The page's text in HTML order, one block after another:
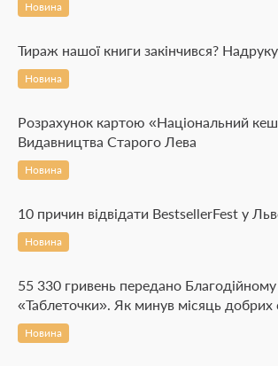
Новина
Тираж нашої книги закінчився?
Новина
Розрахунок картою «Національний
Видавництва Старого Лева
Новина
10 причин відвідати BestsellerFest у
Новина
55 330 гривень передано
«Таблеточки». Як минув місяць добрих
Новина